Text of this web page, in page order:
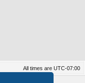
All times are UTC-07:00